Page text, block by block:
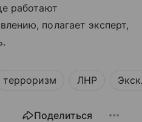
работают
полагает эксперт,
терроризм ЛНР
Поделиться